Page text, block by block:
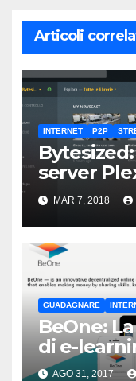
Articoli
INTERNET P2P
server
MAR 7, 2018
GUADAGNARE
BeOne:
di e-
AGO 31, 2017